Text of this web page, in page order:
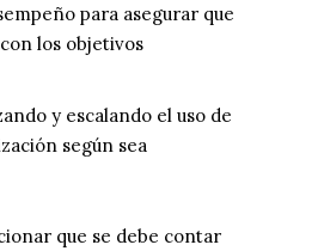
para asegurar que
los objetivos
y escalando el uso de
según sea
que se debe contar